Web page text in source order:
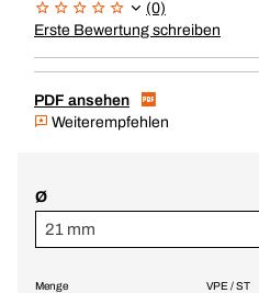
(0)
Erste Bewertung schreiben
PDF ansehen
Weiterempfehlen
Ø
21 mm
VPE / ST
Menge